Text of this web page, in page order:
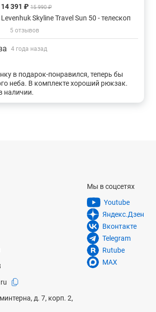
14 391 ₽ 15 990 ₽
Levenhuk Skyline Travel Sun 50 - телескоп
5 отзывов
4 года назад
в подарок-понравился, теперь бы
неба. В комплекте хороший рюкзак.
наличии.
д. 7, корп. 2,
Мы в соцсетях
Youtube
Яндекс.Дзен
Вконтакте
Telegram
Rutube
MAX